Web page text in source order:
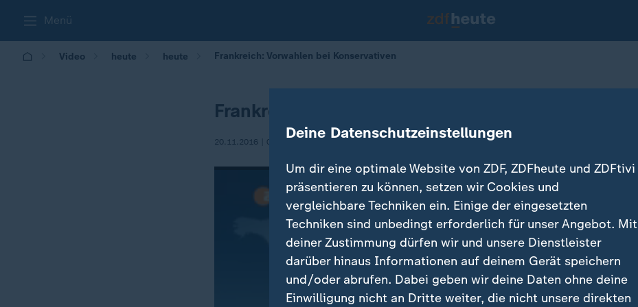
Menü
Video heute heute Frankreich: Vorwahlen bei Konservativen
Frankreich: Vorwahlen bei Konservativen
20.11.2016 | 08:59 Deine Datenschutzeinstellungen
Um dir eine optimale Website von ZDF, ZDFheute und ZDFtivi
präsentieren zu können, setzen wir Cookies und
vergleichbare Techniken ein. Einige der eingesetzten
Techniken sind unbedingt erforderlich für unser Angebot. Mit
deiner Zustimmung dürfen wir und unsere Dienstleister
darüber hinaus Informationen auf deinem Gerät speichern
und/oder abrufen. Dabei geben wir deine Daten ohne deine
Einwilligung nicht an Dritte weiter, die nicht unsere direkten